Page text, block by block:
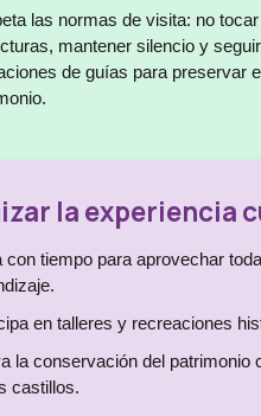
las normas de visita: no tocar
mantener silencio y seguir
de guías para preservar
la experiencia
con tiempo para aprovechar
en talleres y recreaciones
la conservación del patrimonio
castillos.